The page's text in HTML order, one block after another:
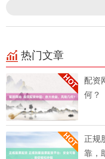
热门文章
配资网站 股民配资炒股
何？
正规
靠，